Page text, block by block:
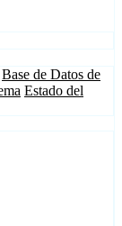
Base de Datos de
Estado del